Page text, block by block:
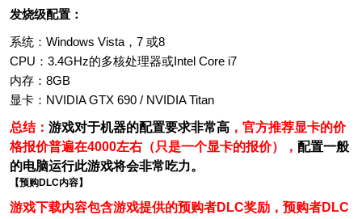
发烧级配置：
系统：Windows Vista，7 或8
CPU：3.4GHz的多核处理器或Intel Core i7
内存：8GB
显卡：NVIDIA GTX 690 / NVIDIA Titan
总结： 游戏对于机器的配置要求非常高 ， 官方推荐显卡的价
格报价普遍在4000左右（只是一个显卡的报价）， 配置一般
的电脑运行此游戏将会非常吃力。
【预购DLC内容】
游戏下载内容包含游戏提供的预购者DLC奖励，预购者DLC